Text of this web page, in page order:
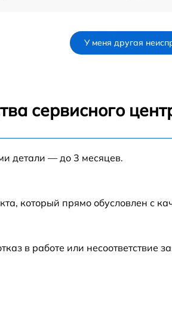
У меня другая
сервисного
детали — до 3 месяцев.
который прямо обусловлен с
в работе или несоответствие